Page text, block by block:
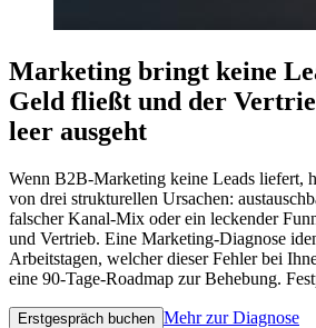
Marketing bringt keine
Geld fließt und der
leer ausgeht
Wenn B2B-Marketing keine Leads liefert,
von drei strukturellen Ursachen:
falscher Kanal-Mix oder ein leckender
und Vertrieb. Eine Marketing-Diagnose
Arbeitstagen, welcher dieser Fehler bei
eine 90-Tage-Roadmap zur Behebung.
Erstgespräch buchen Mehr zur Diagnose